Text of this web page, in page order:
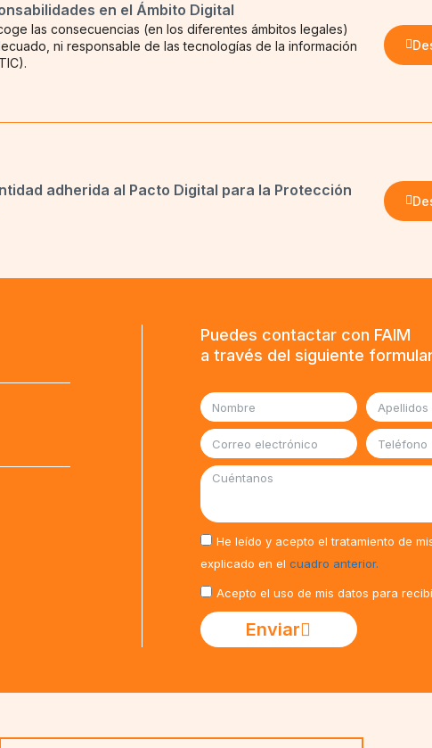
en el Ámbito Digital
las consecuencias (en los diferentes ámbitos legales)
ni responsable de las tecnologías de la información
adherida al Pacto Digital para la Protección
Puedes contactar con FAIM
a través del siguiente
He leído y acepto el tratamiento de
explicado en el cuadro anterior.
Acepto el uso de mis datos para
Enviar